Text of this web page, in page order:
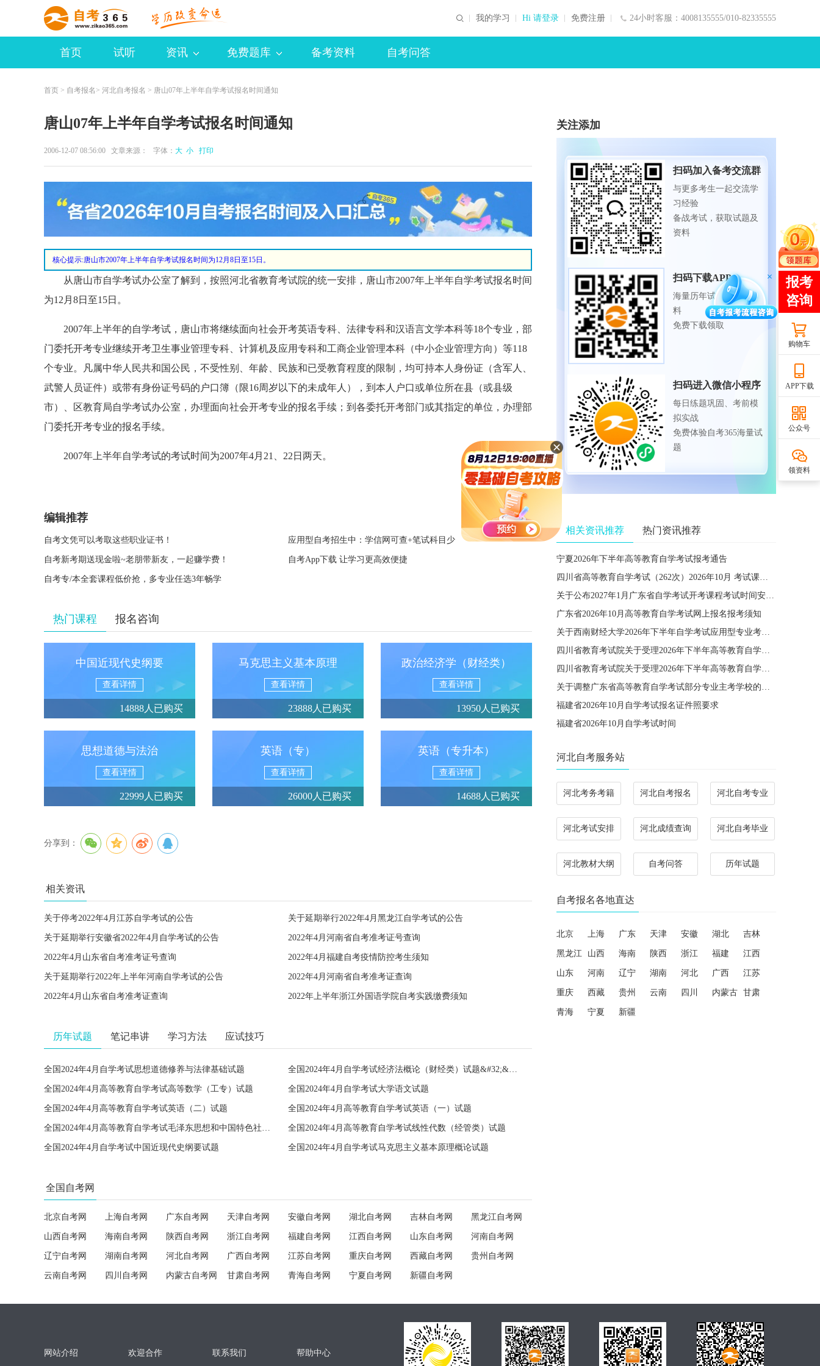
24小时客服：4008135555/010-82335555
我的学习 Hi 请登录 免费注册
首页 试听 资讯 免费题库 备考资料 自考问答
首页 > 自考报名 > 河北自考报名 > 唐山07年上半年自学考试报名时间通知
唐山07年上半年自学考试报名时间通知
2006-12-07 08:56:00 文章来源： 字体： 大 小 打印
核心提示:唐山市2007年上半年自学考试报名时间为12月8日至15日。
从唐山市自学考试办公室了解到，按照河北省教育考试院的统一安排，唐山市2007年上半年自学考试报名时间
为12月8日至15日。
2007年上半年的自学考试，唐山市将继续面向社会开考英语专科、法律专科和汉语言文学本科等18个专业，部
门委托开考专业继续开考卫生事业管理专科、计算机及应用专科和工商企业管理本科（中小企业管理方向）等118
个专业。凡属中华人民共和国公民，不受性别、年龄、民族和已受教育程度的限制，均可持本人身份证（含军人、
武警人员证件）或带有身份证号码的户口簿（限16周岁以下的未成年人），到本人户口或单位所在县（或县级
市）、区教育局自学考试办公室，办理面向社会开考专业的报名手续；到各委托开考部门或其指定的单位，办理部
门委托开考专业的报名手续。
2007年上半年自学考试的考试时间为2007年4月21、22日两天。
燕赵都市报
编辑推荐
自考文凭可以考取这些职业证书！ 应用型自考招生中：学信网可查+笔试科目少
自考新考期送现金啦~老朋带新友，一起赚学费！ 自考App下载 让学习更高效便捷
自考专/本全套课程低价抢，多专业任选3年畅学
热门课程 报名咨询
中国近现代史纲要
查看详情
14888人已购买
马克思主义基本原理
查看详情
23888人已购买
政治经济学（财经类）
查看详情
13950人已购买
思想道德与法治
查看详情
22999人已购买
英语（专）
查看详情
26000人已购买
英语（专升本）
查看详情
14688人已购买
分享到：
相关资讯
关于停考2022年4月江苏自学考试的公告 关于延期举行2022年4月黑龙江自学考试的公告
关于延期举行安徽省2022年4月自学考试的公告 2022年4月河南省自考准考证号查询
2022年4月山东省自考准考证号查询 2022年4月福建自考疫情防控考生须知
关于延期举行2022年上半年河南自学考试的公告 2022年4月河南省自考准考证查询
2022年4月山东省自考准考证查询 2022年上半年浙江外国语学院自考实践缴费须知
历年试题 笔记串讲 学习方法 应试技巧
全国2024年4月自学考试思想道德修养与法律基础试题 全国2024年4月自学考试经济法概论（财经类）试题&#32;&#32;
全国2024年4月高等教育自学考试高等数学（工专）试题 全国2024年4月自学考试大学语文试题
全国2024年4月高等教育自学考试英语（二）试题 全国2024年4月高等教育自学考试英语（一）试题
全国2024年4月高等教育自学考试毛泽东思想和中国特色社会主义理论体系概论试题 全国2024年4月高等教育自学考试线性代数（经管类）试题
全国2024年4月自学考试中国近现代史纲要试题 全国2024年4月自学考试马克思主义基本原理概论试题
全国自考网
北京自考网 上海自考网 广东自考网 天津自考网 安徽自考网 湖北自考网 吉林自考网 黑龙江自考网
山西自考网 海南自考网 陕西自考网 浙江自考网 福建自考网 江西自考网 山东自考网 河南自考网
辽宁自考网 湖南自考网 河北自考网 广西自考网 江苏自考网 重庆自考网 西藏自考网 贵州自考网
云南自考网 四川自考网 内蒙古自考网 甘肃自考网 青海自考网 宁夏自考网 新疆自考网
关注添加
扫码加入备考交流群
与更多考生一起交流学
习经验
备战考试，获取试题及
资料
扫码下载APP
海量历年试题、备考资
料
免费下载领取
扫码进入微信小程序
每日练题巩固、考前模
拟实战
免费体验自考365海量试
题
相关资讯推荐 热门资讯推荐
宁夏2026年下半年高等教育自学考试报考通告
四川省高等教育自学考试（262次）2026年10月 考试课程简表
关于公布2027年1月广东省自学考试开考课程考试时间安排和使用教材的通知
广东省2026年10月高等教育自学考试网上报名报考须知
关于西南财经大学2026年下半年自学考试应用型专业考籍更改办理的通知
四川省教育考试院关于受理2026年下半年高等教育自学考试省际转考申请的通告
四川省教育考试院关于受理2026年下半年高等教育自学考试考籍更改申请的通告
关于调整广东省高等教育自学考试部分专业主考学校的通知
福建省2026年10月自学考试报名证件照要求
福建省2026年10月自学考试时间
河北自考服务站
河北考务考籍 河北自考报名 河北自考专业
河北考试安排 河北成绩查询 河北自考毕业
河北教材大纲 自考问答 历年试题
自考报名各地直达
北京 上海 广东 天津 安徽 湖北 吉林
黑龙江 山西 海南 陕西 浙江 福建 江西
山东 河南 辽宁 湖南 河北 广西 江苏
重庆 西藏 贵州 云南 四川 内蒙古 甘肃
青海 宁夏 新疆
购物车
APP下载
公众号
领资料
网站介绍 欢迎合作 联系我们 帮助中心